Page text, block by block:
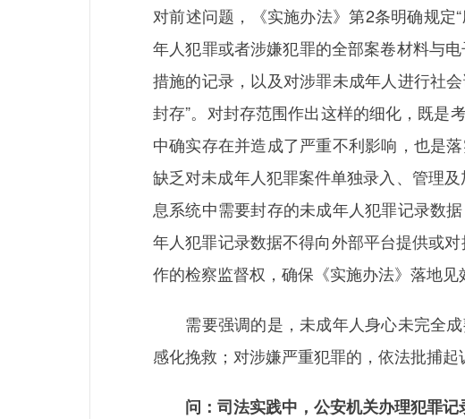
对前述问题，《实施办法》第2条明确规
年人犯罪或者涉嫌犯罪的全部案卷材料与
措施的记录，以及对涉罪未成年人进行社
封存”。对封存范围作出这样的细化，既是
中确实存在并造成了严重不利影响，也是
缺乏对未成年人犯罪案件单独录入、管理
息系统中需要封存的未成年人犯罪记录数
年人犯罪记录数据不得向外部平台提供或
作的检察监督权，确保《实施办法》落地见
需要强调的是，未成年人身心未完全成
感化挽救；对涉嫌严重犯罪的，依法批捕起
问：司法实践中，公安机关办理犯罪记